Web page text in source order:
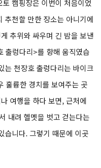
캠핑장은 이번이 처음이었
추천할 만한 장소는 아니기에
추위와 싸우며 긴 밤을 보낸
출렁다리>를 향해 움직였습
는 천장호 출렁다리는 바이크
훌륭한 경치를 보여주는 곳
여행을 하다 보면, 근처에
내려 헬멧을 벗고 걷는다는
습니다. 그렇기 때문에 이곳